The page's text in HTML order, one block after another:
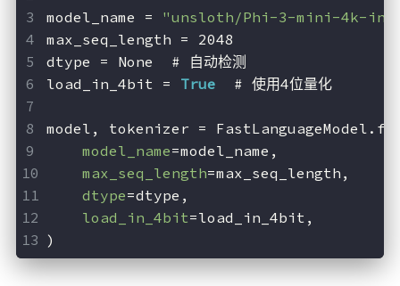
model_name = "unsloth/Phi-3-mini-4k-
max_seq_length = 2048
dtype = None  # 自动检测
load_in_4bit = True
  # 使用4位量化
model, tokenizer =
model_name=model_name,
max_seq_length=max_seq_length,
dtype=dtype,
load_in_4bit=load_in_4bit,
)